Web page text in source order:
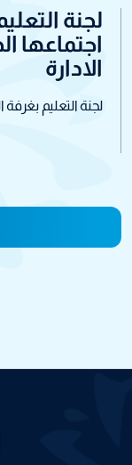
لجنة
الادارة
لجنة التعليم